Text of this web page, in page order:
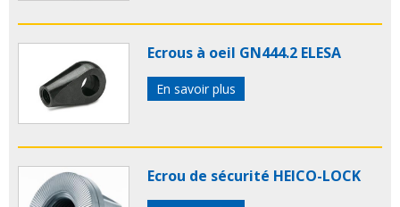
Ecrous à oeil GN444.2 ELESA
En savoir plus
Ecrou de sécurité HEICO-LOCK